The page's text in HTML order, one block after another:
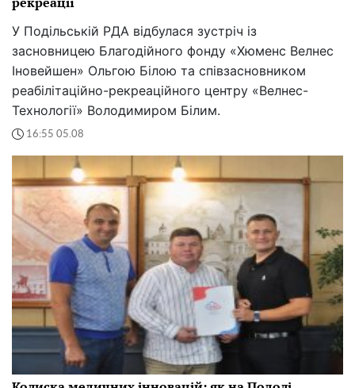
У Подільській РДА відбулася зустріч із
засновницею Благодійного фонду «Хюменс Велнес
Іновейшен» Ольгою Білою та співзасновником
реабілітаційно-рекреаційного центру «Велнес-
Технології» Володимиром Білим.
16:55 05.08